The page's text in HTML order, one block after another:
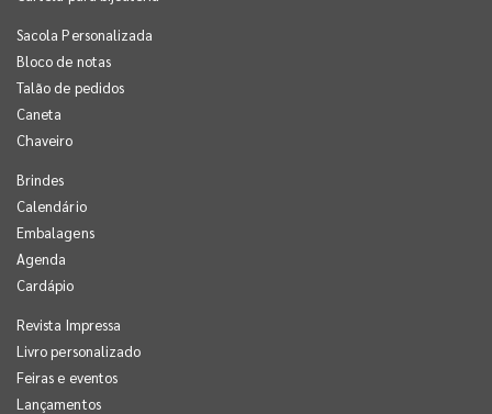
Sacola Personalizada
Bloco de notas
Talão de pedidos
Caneta
Chaveiro
Brindes
Calendário
Embalagens
Agenda
Cardápio
Revista Impressa
Livro personalizado
Feiras e eventos
Lançamentos